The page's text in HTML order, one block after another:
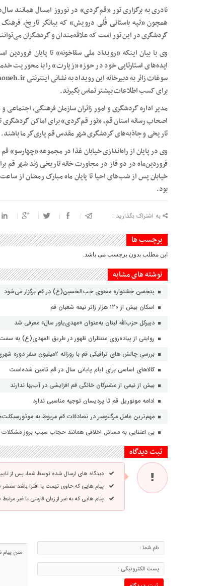
نادری به برگزاری تور «قم‌گردی» در نوروز امسال همانند
همچون «تپه باستانی قُلی درویش» که بیانگر تاریخ،
گردشگری در این تور است که علاقه‌مندان و گردشگران می‌توانند برای
وی با بیان اینکه «رویداد ملی سقاخونه» تا پایان
ایده‌های استارتاپی خود در حوزه «زیارت» را با محوریت
برای کسب اطلاعات بیشتر تماس بگیرند.
مدیر اداره گردشگری و امور زائران سازمان فرهنگی،
اصحاب رسانه استان قم، «تور قم‌گردی» برای اماکن گردشگری
تاریخی و جاذبه‌های گردشگری شهر مقدس قم یاری‌گر ما باشند.
فروردین‌ماه در دو فاز در مجاورت خانه تاریخی زند شهر قم
بود.
به اشتراک بگذارید :
برچسب ها
این مطلب بدون برچسب می باشد.
نوشته های مشابه
پنجمین جشنواره معنوی حب‌الحسین(ع) در قم برگزار می‌شود
اسکان بیش از ۱۲۰ هزار زائر نیمه شعبان قم
دبیرکل حزب‌الله لبنان به‌عنوان «مهدی‌یاور سال» معرفی شد
روایتی از پیاده‌روی منتظران ظهور در طریق المهدی(ع) به
بررسی چالش های ترافیکی قم با روزانه ۲میلیون سفر دوره شهری
کالاهای اساسی برای ایام پایانی سال در قم تامین شده‌است
بیش از نیمی از مشترکان خانگی قم افزایشی در آب‌بها ندارند
ادامه مونوریل قم تا پردیسان توجیه مناسبی ندارد
مهم‌ترین عامل مرگ‌ومیر در تصادفات قم مربوط به
بی اعتنایی به مسائل اخلاقی همانند حجاب سبب بروز
ثبت دیدگاه
دیدگاه های ارسال شده توسط شما، پس از
پیام هایی که حاوی تهمت یا افترا باشد
پیام هایی که به غیر از زبان فارسی یا غیر